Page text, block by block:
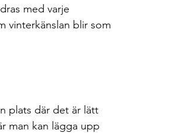
med varje
vinterkänslan blir som
plats där det är lätt
man kan lägga upp